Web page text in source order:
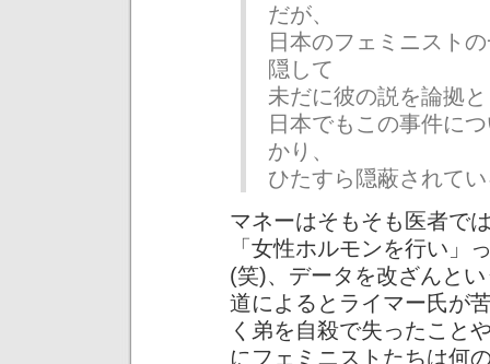
だが、
日本のフェミニスト
隠して
未だに彼の説を論拠
日本でもこの事件に
かり、
ひたすら隠蔽されて
マネーはそもそも医者で
「女性ホルモンを行い」
(笑)、データを改ざんと
道によるとライマー氏が
く弟を自殺で失ったこと
にフェミニストたちは何